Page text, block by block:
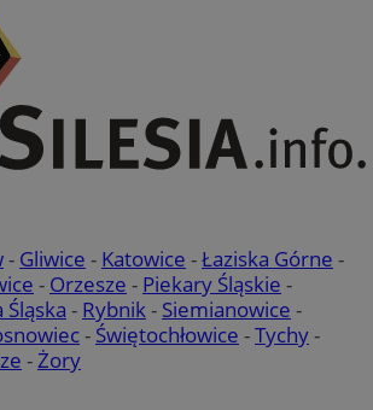
- Gliwice - Katowice -Łaziska Górne -
- Orzesze - Piekary Śląskie -
Śląska - Rybnik- Siemianowice -
- Świętochłowice -Tychy-
-Żory